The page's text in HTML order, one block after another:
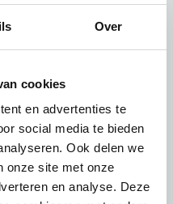
Over
cookies
en advertenties te
social media te bieden
Ook delen we
onze site met onze
en analyse. Deze
en geef de volgende
werkzoekend